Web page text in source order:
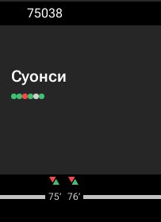
75038
Суонси
75‎’‎ 76‎’‎